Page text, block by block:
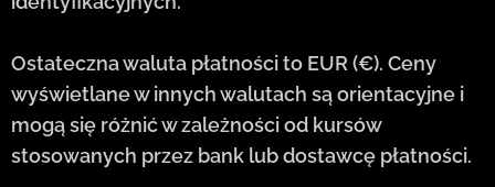
Ostateczna waluta płatności to EUR (€). Ceny
wyświetlane w innych walutach są orientacyjne i
mogą się różnić w zależności od kursów
stosowanych przez bank lub dostawcę płatności.